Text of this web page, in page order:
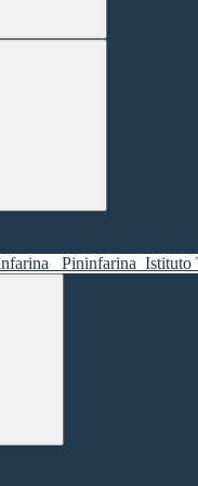
Pininfarina Istituto